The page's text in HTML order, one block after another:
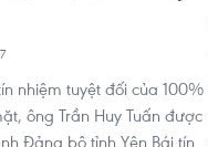
nhiệm tuyệt đối của 100%
ông Trần Huy Tuấn được
Đảng bộ tỉnh Yên Bái tín